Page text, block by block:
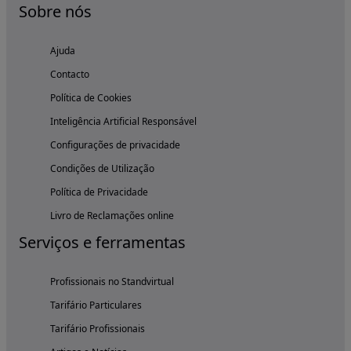
Sobre nós
Ajuda
Contacto
Política de Cookies
Inteligência Artificial Responsável
Configurações de privacidade
Condições de Utilização
Política de Privacidade
Livro de Reclamações online
Serviços e ferramentas
Profissionais no Standvirtual
Tarifário Particulares
Tarifário Profissionais